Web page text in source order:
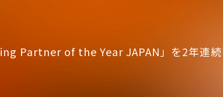
to-End DX & EC